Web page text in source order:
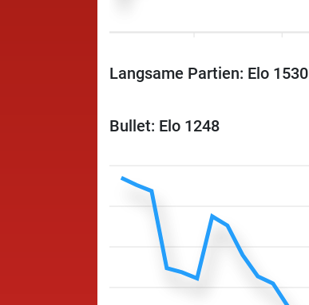
Langsame Partien: Elo 1530
Bullet: Elo 1248